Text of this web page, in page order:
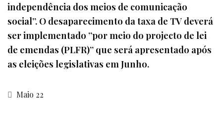
independência dos meios de comunicação
social”. O desaparecimento da taxa de TV deverá
ser implementado ”por meio do projecto de lei
de emendas (PLFR)” que será apresentado após
as eleições legislativas em Junho.
Maio 22